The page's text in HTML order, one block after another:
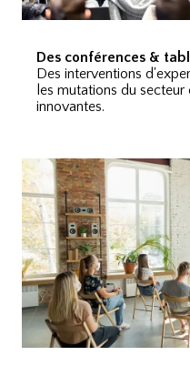
Des conférences &
Des interventions
les mutations du
innovantes.